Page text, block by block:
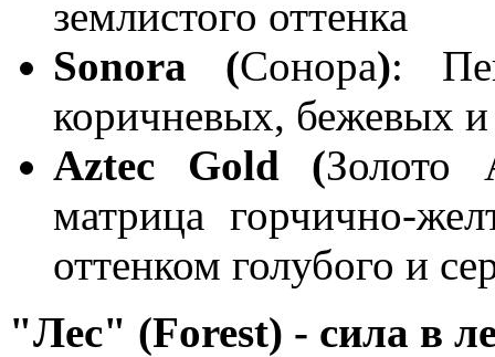
землистого оттенка
Sonora (Сонора):
коричневых, бежевых
Aztec Gold (Золото
матрица горчично-
оттенком голубого и
"Лес" (Forest) - сила в